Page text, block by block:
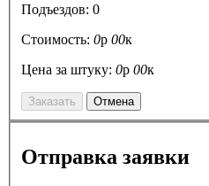
Подъездов: 0
Стоимость: 0р 00к
Цена за штуку: 0р 00к
Заказать Отмена
Отправка заявки